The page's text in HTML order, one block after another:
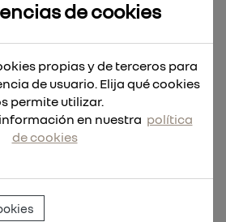
Metal,
150m
de cookies
propias y de terceros para
de usuario. Elija qué cookies
permite utilizar.
en nuestra política
de cookies